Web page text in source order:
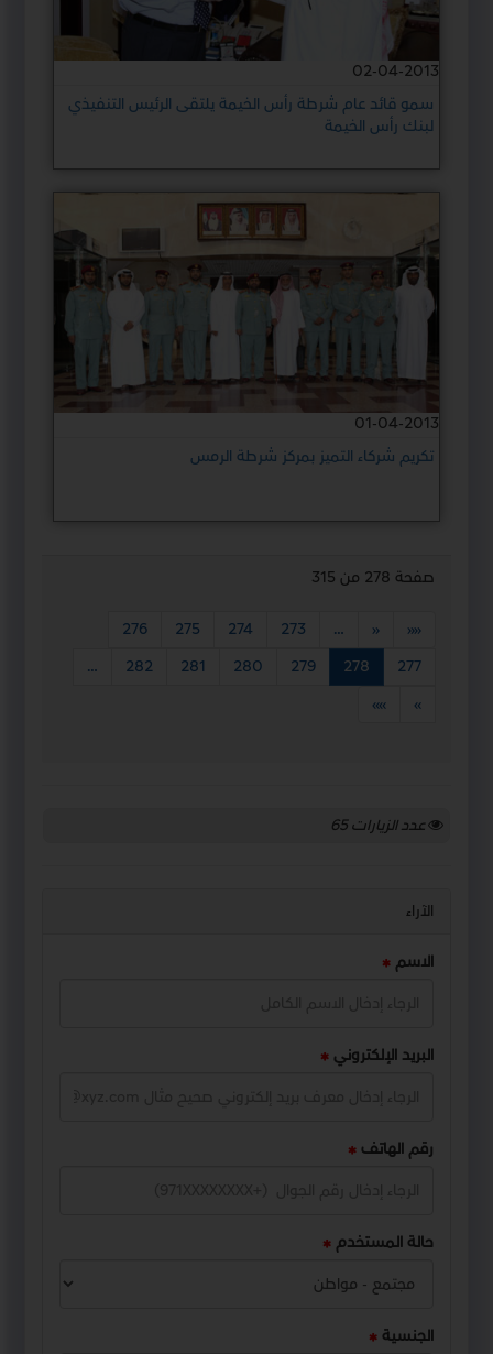
02-04-2013
سمو قائد عام شرطة رأس الخيمة يلتقى الرئيس التنفيذي
لبنك رأس الخيمة
01-04-2013
تكريم شركاء التميز بمركز شرطة الرمس
صفحة 278 من 315
273
274
275
276
277
278
279
280
281
282
عدد الزيارات65
الآراء
الاسم
البريد الإلكتروني
رقم الهاتف
حالة المستخدم
الجنسية